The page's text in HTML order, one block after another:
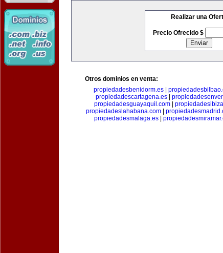
Realizar una
Precio Ofrecido $
Otros dominios en venta:
propiedadesbenidorm.es
propiedadescartagena.es|
propiedadesguayaquil.com
propiedadeslahabana.com|
propiedadesmalaga.es|